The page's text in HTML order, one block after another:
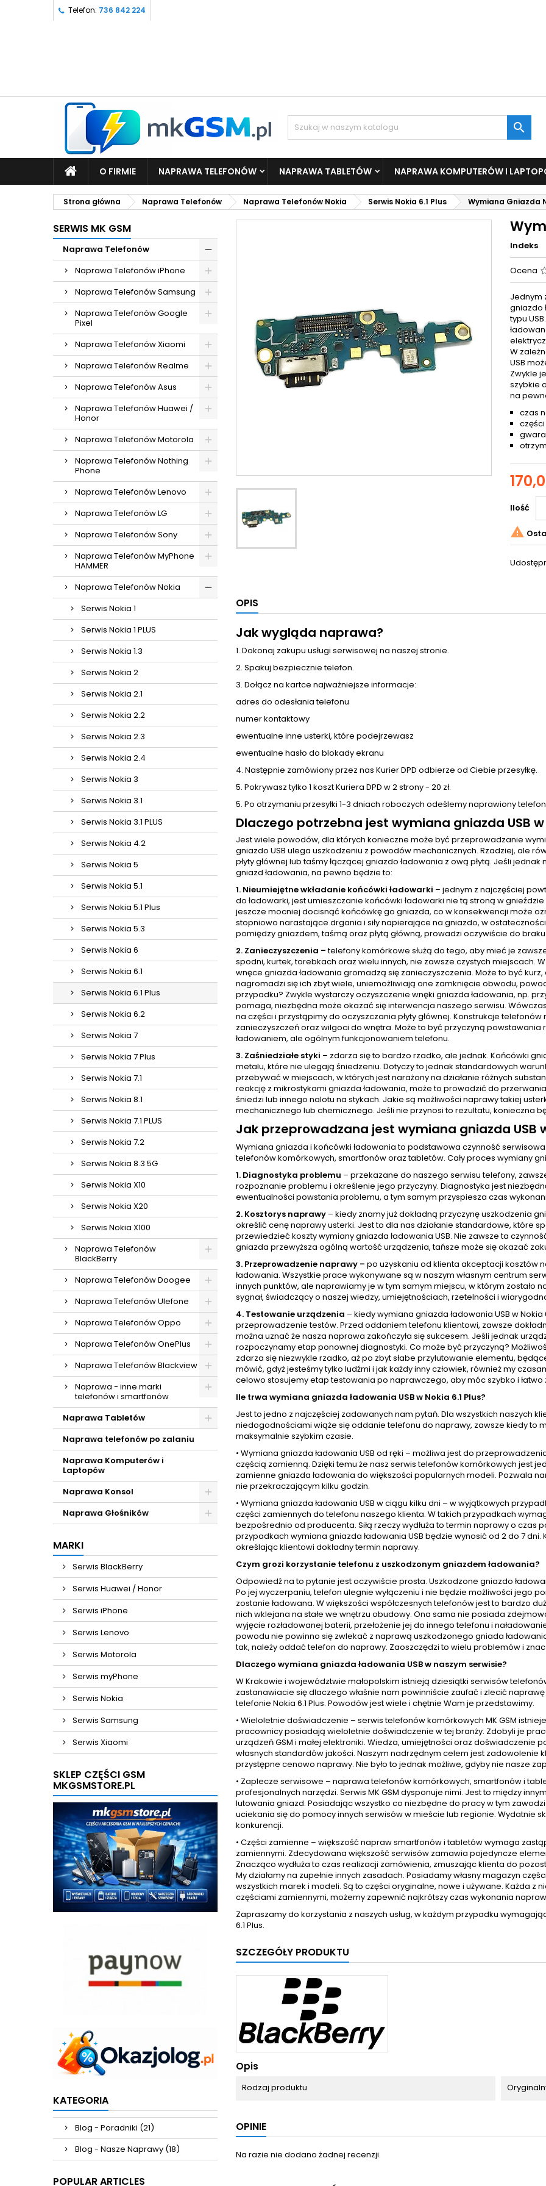
Telefon: 736 842 224

O FIRMIE NAPRAWA TELEFONÓW NAPRAWA TABLETÓW NAPRAWA KOMPUTERÓW I
Strona główna Naprawa Telefonów Naprawa Telefonów Nokia Serwis Nokia 6.1 Plus Wymiana Gniazda
SERWIS MK GSM
Naprawa Telefonów
Naprawa Telefonów iPhone
Naprawa Telefonów Samsung
Naprawa Telefonów Google
Pixel
Naprawa Telefonów Xiaomi
Naprawa Telefonów Realme
Naprawa Telefonów Asus
Naprawa Telefonów Huawei /
Honor
Naprawa Telefonów Motorola
Naprawa Telefonów Nothing
Phone
Naprawa Telefonów Lenovo
Naprawa Telefonów LG
Naprawa Telefonów Sony
Naprawa Telefonów MyPhone
HAMMER
Naprawa Telefonów Nokia
Serwis Nokia 1
Serwis Nokia 1 PLUS
Serwis Nokia 1.3
Serwis Nokia 2
Serwis Nokia 2.1
Serwis Nokia 2.2
Serwis Nokia 2.3
Serwis Nokia 2.4
Serwis Nokia 3
Serwis Nokia 3.1
Serwis Nokia 3.1 PLUS
Serwis Nokia 4.2
Serwis Nokia 5
Serwis Nokia 5.1
Serwis Nokia 5.1 Plus
Serwis Nokia 5.3
Serwis Nokia 6
Serwis Nokia 6.1
Serwis Nokia 6.1 Plus
Serwis Nokia 6.2
Serwis Nokia 7
Serwis Nokia 7 Plus
Serwis Nokia 7.1
Serwis Nokia 8.1
Serwis Nokia 7.1 PLUS
Serwis Nokia 7.2
Serwis Nokia 8.3 5G
Serwis Nokia X10
Serwis Nokia X20
Serwis Nokia X100
Naprawa Telefonów
BlackBerry
Naprawa Telefonów Doogee
Naprawa Telefonów Ulefone
Naprawa Telefonów Oppo
Naprawa Telefonów OnePlus
Naprawa Telefonów Blackview
Naprawa - inne marki
telefonów i smartfonów
Naprawa Tabletów
Naprawa telefonów po zalaniu
Naprawa Komputerów i
Laptopów
Naprawa Konsol
Naprawa Głośników
MARKI
Serwis BlackBerry
Serwis Huawei / Honor
Serwis iPhone
Serwis Lenovo
Serwis Motorola
Serwis myPhone
Serwis Nokia
Serwis Samsung
Serwis Xiaomi
SKLEP CZĘŚCI GSM
MKGSMSTORE.PL
KATEGORIA
Blog - Poradniki (21)
Blog - Nasze Naprawy (18)
POPULAR ARTICLES
Indeks
Ocena
Jednym
gniazdo
typu
W
USB
Zwykle
szybkie
na
czas
Ilość

OPIS
Jak wygląda naprawa?
1. Dokonaj zakupu usługi serwisowej na naszej stronie.
2. Spakuj bezpiecznie telefon.
3. Dołącz na kartce najważniejsze informacje:
adres do odesłania telefonu
numer kontaktowy
ewentualne inne usterki, które podejrzewasz
ewentualne hasło do blokady ekranu
4. Następnie zamówiony przez nas Kurier DPD odbierze od Ciebie przesyłkę.
5. Pokrywasz tylko 1 koszt Kuriera DPD w 2 strony - 20 zł.
5. Po otrzymaniu przesyłki 1-3 dniach roboczych odeślemy naprawiony
Dlaczego potrzebna jest wymiana gniazda USB w
Jest wiele powodów, dla których konieczne może być przeprowadzanie
gniazdo USB ulega uszkodzeniu z powodów mechanicznych. Rzadziej, ale
płyty głównej lub taśmy łączącej gniazdo ładowania z ową płytą. Jeśli
gniazd ładowania, na pewno będzie to:
1. Nieumiejętne wkładanie końcówki ładowarki – jednym z najczęściej
do ładowarki, jest umieszczanie końcówki ładowarki nie tą stroną w
jeszcze mocniej docisnąć końcówkę go gniazda, co w konsekwencji może
stopniowo narastające drgania i siły napierające na gniazdo, w
pomiędzy gniazdem, taśmą oraz płytą główną, prowadzi oczywiście do
2. Zanieczyszczenia –telefony komórkowe służą do tego, aby mieć je
spodni, kurtek, torebkach oraz wielu innych, nie zawsze czystych miejscach.
wnęce gniazda ładowania gromadzą się zanieczyszczenia. Może to być
nagromadzi się ich zbyt wiele, uniemożliwiają one zamknięcie obwodu,
przypadku? Zwykle wystarczy oczyszczenie wnęki gniazda ładowania, np.
pomaga, niezbędna może okazać się interwencja naszego serwisu.
na części i przystąpimy do oczyszczania płyty głównej. Konstrukcje
zanieczyszczeń oraz wilgoci do wnętra. Może to być przyczyną
ładowaniem, ale ogólnym funkcjonowaniem telefonu.
3. Zaśniedziałe styki – zdarza się to bardzo rzadko, ale jednak. Końcówki
metalu, które nie ulegają śniedzeniu. Dotyczy to jednak standardowych
przebywać w miejscach, w których jest narażony na działanie różnych
reakcję z mikrostykami gniazda ładowania, może to prowadzić do
śniedzi lub innego nalotu na stykach. Jakie są możliwości naprawy takiej
mechanicznego lub chemicznego. Jeśli nie przynosi to rezultatu, konieczna
Jak przeprowadzana jest wymiana gniazda USB
Wymiana gniazda i końcówki ładowania to podstawowa czynność
telefonów komórkowych, smartfonów oraz tabletów. Cały proces wymiany
1. Diagnostyka problemu – przekazane do naszego serwisu telefony,
rozpoznanie problemu i określenie jego przyczyny. Diagnostyka jest
ewentualności powstania problemu, a tym samym przyspiesza czas
2. Kosztorys naprawy – kiedy znamy już dokładną przyczynę uszkodzenia
określić cenę naprawy usterki. Jest to dla nas działanie standardowe, które
przewiedzieć koszty wymiany gniazda ładowania USB. Nie zawsze ta
gniazda przewyższa ogólną wartość urządzenia, tańsze może się okazać
3. Przeprowadzenie naprawy – po uzyskaniu od klienta akceptacji kosztów
ładowania. Wszystkie prace wykonywane są w naszym własnym centrum
innych punktów, ale naprawiamy je w tym samym miejscu, w którym zostało
sygnał, świadczący o naszej wiedzy, umiejętnościach, rzetelności i
4. Testowanie urządzenia – kiedy wymiana gniazda ładowania USB w
przeprowadzenie testów. Przed oddaniem telefonu klientowi, zawsze
można uznać że nasza naprawa zakończyła się sukcesem. Jeśli jednak
rozpoczynamy etap ponownej diagnostyki. Co może być przyczyną?
zdarza się niezwykle rzadko, aż po zbyt słabe przylutowanie elementu,
mówić, gdyż jesteśmy tylko ludźmi i jak każdy inny człowiek, również my
celowo stosujemy etap testowania po naprawczego, aby móc szybko i
Ile trwa wymiana gniazda ładowania USB w Nokia 6.1 Plus?
Jest to jedno z najczęściej zadawanych nam pytań. Dla wszystkich naszych
niedogodnościami wiąże się oddanie telefonu do naprawy, zawsze kiedy to
maksymalnie szybkim czasie.
• Wymiana gniazda ładowania USB od ręki – możliwa jest do
częścią zamienną. Dzięki temu że nasz serwis telefonów komórkowych jest
zamienne gniazda ładowania do większości popularnych modeli. Pozwala
nie przekraczającym kilku godzin.
• Wymiana gniazda ładowania USB w ciągu kilku dni – w wyjątkowych
części zamiennych do telefonu naszego klienta. W takich przypadkach
bezpośrednio od producenta. Siłą rzeczy wydłuża to termin naprawy o czas
przypadkach wymiana gniazda ładowania USB będzie wynosić od 2 do 7
określając klientowi dokładny termin naprawy.
Czym grozi korzystanie telefonu z uszkodzonym gniazdem ładowania?
Odpowiedź na to pytanie jest oczywiście prosta. Uszkodzone gniazdo
Po jej wyczerpaniu, telefon ulegnie wyłączeniu i nie będzie możliwości jego
zostanie ładowana. W większości współczesnych telefonów jest to bardzo
nich wklejana na stałe we wnętrzu obudowy. Ona sama nie posiada
wyjęcie rozładowanej baterii, przełożenie jej do innego telefonu i
powodu nie powinno się zwlekać z naprawą uszkodzonego gniada
tak, należy oddać telefon do naprawy. Zaoszczędzi to wielu problemów i
Dlaczego wymiana gniazda ładowania USB w naszym serwisie?
W Krakowie i województwie małopolskim istnieją dziesiątki serwisów
zastanawiacie się dlaczego właśnie nam powinniście zaufać i zlecić
telefonie Nokia 6.1 Plus. Powodów jest wiele i chętnie Wam je przedstawimy.
• Wieloletnie doświadczenie – serwis telefonów komórkowych MK GSM
pracownicy posiadają wieloletnie doświadczenie w tej branży. Zdobyli je
urządzeń GSM i małej elektroniki. Wiedza, umiejętności oraz doświadczenie
własnych standardów jakości. Naszym nadrzędnym celem jest zadowolenie
przystępne cenowo naprawy. Nie było to jednak możliwe, gdyby nie nasze
• Zaplecze serwisowe – naprawa telefonów komórkowych, smartfonów i
profesjonalnych narzędzi. Serwis MK GSM dysponuje nimi. Jest to między
lutowania gniazd. Posiadając wszystko co niezbędne do pracy w tym
uciekania się do pomocy innych serwisów w mieście lub regionie. Wydatnie
konkurencji.
• Części zamienne – większość napraw smartfonów i tabletów wymaga
zamiennymi. Zdecydowana większość serwisów zamawia pojedyncze
Znacząco wydłuża to czas realizacji zamówienia, zmuszając klienta do
My działamy na zupełnie innych zasadach. Posiadamy własny magazyn
wszystkich marek i modeli. Są to części oryginalne, nowe i używane. Każda z
częściami zamiennymi, możemy zapewnić najkrótszy czas wykonania
Zapraszamy do korzystania z naszych usług, w każdym przypadku
6.1 Plus.
SZCZEGÓŁY PRODUKTU
Opis
Rodzaj produktu
OPINIE
Na razie nie dodano żadnej recenzji.